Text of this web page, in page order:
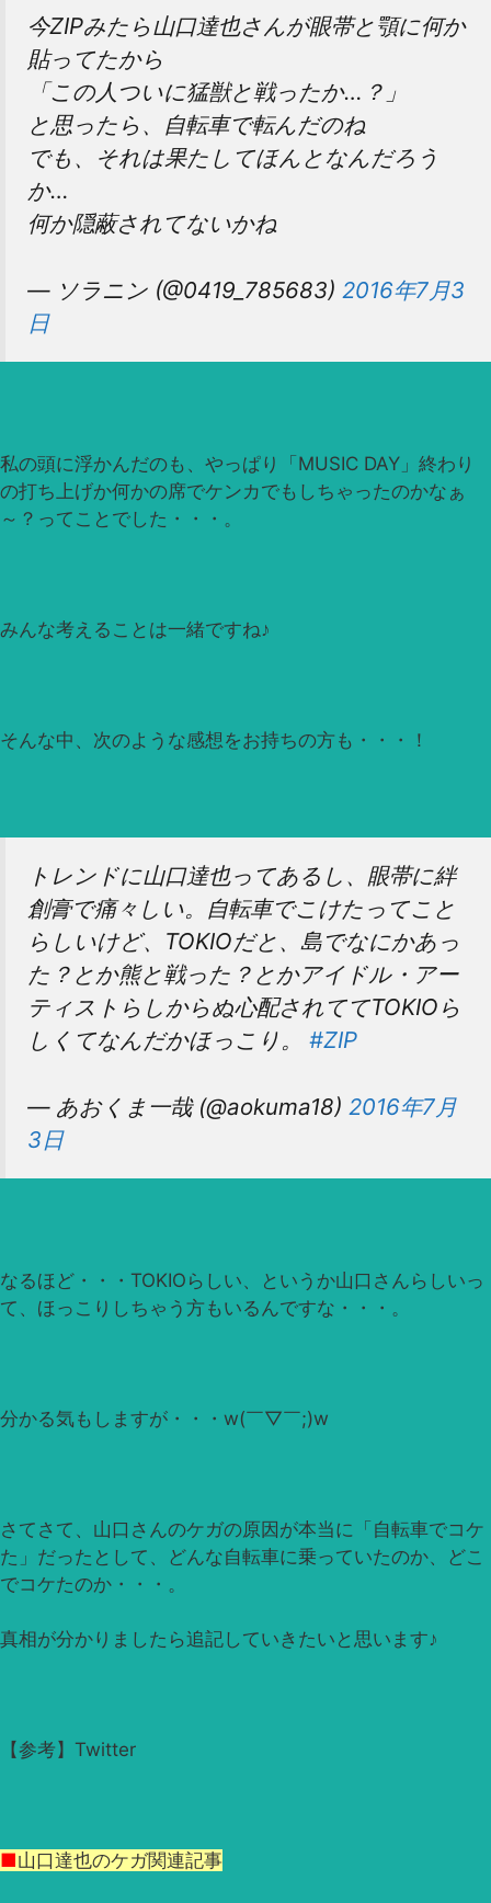
今ZIPみたら山口達也さんが眼帯と顎に何か
貼ってたから
「この人ついに猛獣と戦ったか…？」
と思ったら、自転車で転んだのね
でも、それは果たしてほんとなんだろう
か…
何か隠蔽されてないかね
— ソラニン (@0419_785683) 2016年7月3
日
私の頭に浮かんだのも、やっぱり「MUSIC DAY」終わり
の打ち上げか何かの席でケンカでもしちゃったのかなぁ
～？ってことでした・・・。
みんな考えることは一緒ですね♪
そんな中、次のような感想をお持ちの方も・・・！
トレンドに山口達也ってあるし、眼帯に絆
創膏で痛々しい。自転車でこけたってこと
らしいけど、TOKIOだと、島でなにかあっ
た？とか熊と戦った？とかアイドル・アー
ティストらしからぬ心配されててTOKIOら
しくてなんだかほっこり。 #ZIP
— あおくま一哉 (@aokuma18) 2016年7月
3日
なるほど・・・TOKIOらしい、というか山口さんらしいっ
て、ほっこりしちゃう方もいるんですな・・・。
分かる気もしますが・・・w(￣▽￣;)w
さてさて、山口さんのケガの原因が本当に「自転車でコケ
た」だったとして、どんな自転車に乗っていたのか、どこ
でコケたのか・・・。
真相が分かりましたら追記していきたいと思います♪
【参考】Twitter
■山口達也のケガ関連記事